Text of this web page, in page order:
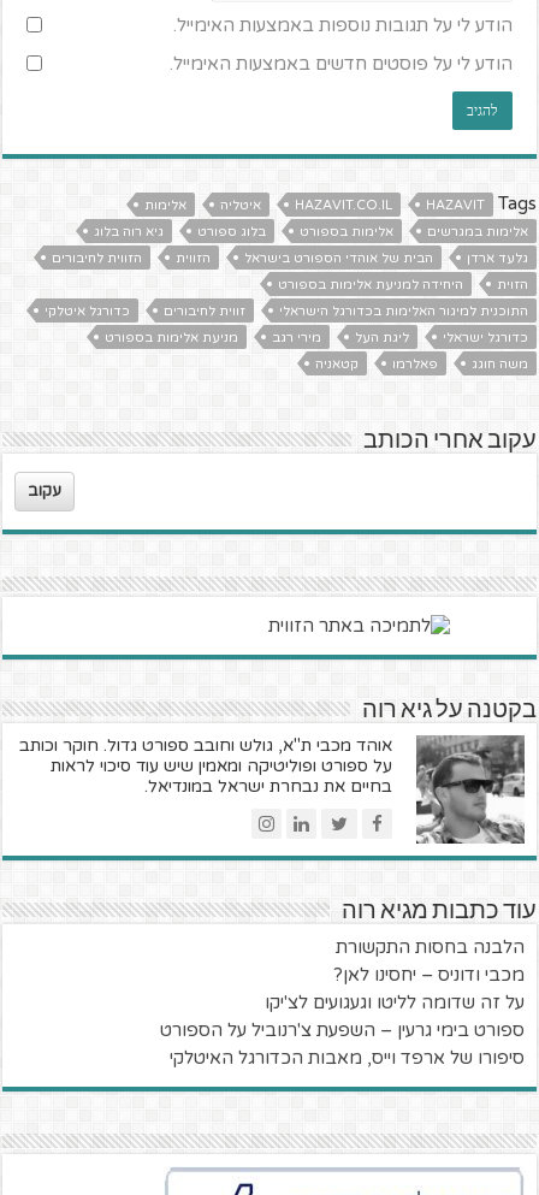
הודע לי על תגובות נוספות באמצעות האימייל.
הודע לי על פוסטים חדשים באמצעות האימייל.
Tags
HAZAVIT
HAZAVIT.CO.IL איטליה
אלימות
אלימות במגרשים
אלימות בספורט בלוג ספורט
גיא רוה בלוג
גלעד ארדן
הבית של אוהדי הספורט בישראל הזווית
הזווית לחיבורים
הזוית
היחידה למניעת אלימות בספורט
התוכנית למיגור האלימות בכדורגל הישראלי
זווית לחיבורים
כדורגל איטלקי
כדורגל ישראלי
ליגת העל מירי רגב
מניעת אלימות בספורט
משה חוגג
פאלרמו קטאניה
עקוב אחרי הכותב
עקוב
בקטנה על גיא רוה
אוהד מכבי ת"א, גולש וחובב ספורט גדול. חוקר וכותב
על ספורט ופוליטיקה ומאמין שיש עוד סיכוי לראות
בחיים את נבחרת ישראל במונדיאל.
עוד כתבות מגיא רוה
הלבנה בחסות התקשורת
מכבי ודוניס – יחסינו לאן?
על זה שדומה לליטו וגעגועים לצ'יקו
ספורט בימי גרעין – השפעת צ'רנוביל על הספורט
סיפורו של ארפד וייס, מאבות הכדורגל האיטלקי